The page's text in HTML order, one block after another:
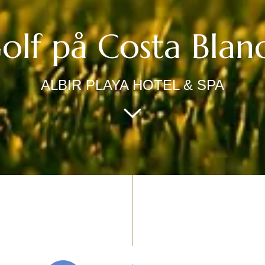
på Costa
ALBIR PLAYA HOTEL & SPA